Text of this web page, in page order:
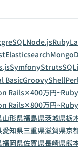
Node.jsRuby
Elasticsearch
SymfonyStruts
BasicGroovyShell
Rails✕400万円~
Rails✕800万円~
山形県福島県茨城県栃
愛知県三重県滋賀県京
福岡県佐賀県長崎県熊